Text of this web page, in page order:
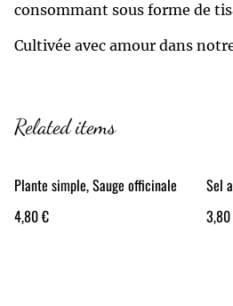
consommant sous forme de
Cultivée avec amour dans
Related items
Plante simple, Sauge officinale
4,80 €
Sel